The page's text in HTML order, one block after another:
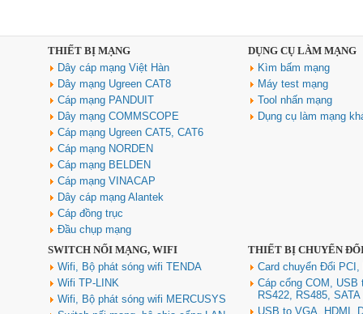
THIẾT BỊ MẠNG
Dây cáp mạng Việt Hàn
Dây mạng Ugreen CAT8
Cáp mạng PANDUIT
Dây mạng COMMSCOPE
Cáp mạng Ugreen CAT5, CAT6
Cáp mạng NORDEN
Cáp mạng BELDEN
Cáp mạng VINACAP
Dây cáp mạng Alantek
Cáp đồng trục
Đầu chụp mạng
DỤNG CỤ LÀM MẠNG
Kìm bấm mạng
Máy test mạng
Tool nhấn mạng
Dụng cụ làm mạng
SWITCH NỐI MẠNG, WIFI
Wifi, Bộ phát sóng wifi TENDA
Wifi TP-LINK
Wifi, Bộ phát sóng wifi MERCUSYS
THIẾT BỊ CHUYỂN
Card chuyển Đổi PCI,
Cáp cổng COM, USB
RS422, RS485, SATA
USB to VGA, HDMI,